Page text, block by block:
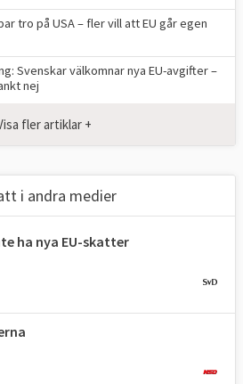
tro på USA – fler vill att EU går egen
Svenskar välkomnar nya EU-avgifter –
nej
fler artiklar +
i andra medier
ha nya EU-skatter